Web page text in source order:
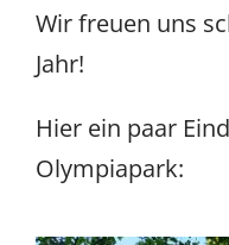
Wir freuen uns
Jahr!
Hier ein paar
Olympiapark: